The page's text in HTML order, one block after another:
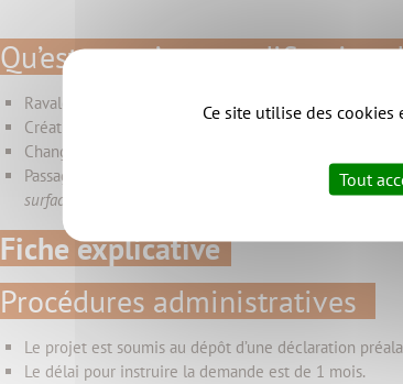
Qu’est ce qu’une modification
Ravalement de façades (modification de la couleur des
Création et modification d’ouvertures
Changement de toiture
Passage d’un garage en pièce habitable
(ne génère
surface plancher au bâtiment…)
Fiche explicative
Procédures administratives
Le projet est soumis au dépôt d’une déclaration
Le délai pour instruire la demande est de 1 mois.
Ce site utilise des
Tout